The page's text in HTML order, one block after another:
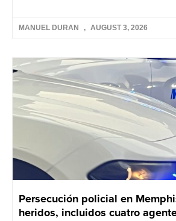
MANUEL DURAN AUGUST 3, 2026
Persecución policial en
heridos, incluidos cuatro